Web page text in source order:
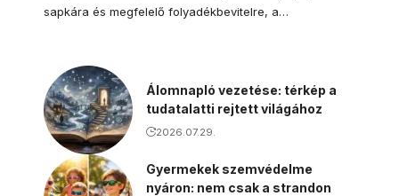
sapkára és megfelelő folyadékbevitelre, a…
Álomnapló vezetése: térkép a
tudatalatti rejtett világához
2026.07.29.
Gyermekek szemvédelme
nyáron: nem csak a strandon